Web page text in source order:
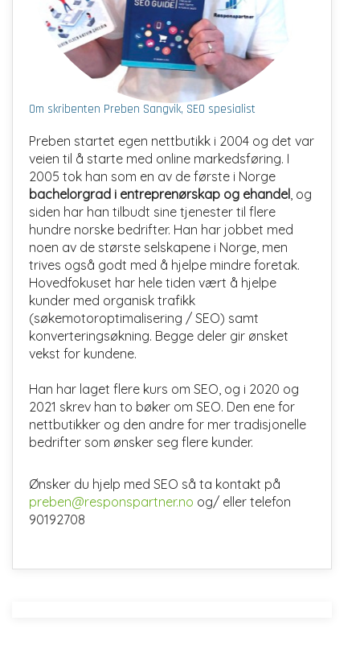
Om skribenten Preben Sangvik, SEO spesialist
Preben startet egen nettbutikk i 2004 og det var
veien til å starte med online markedsføring. I
2005 tok han som en av de første i Norge
bachelorgrad i entreprenørskap og ehandel, og
siden har han tilbudt sine tjenester til flere
hundre norske bedrifter. Han har jobbet med
noen av de største selskapene i Norge, men
trives også godt med å hjelpe mindre foretak.
Hovedfokuset har hele tiden vært å hjelpe
kunder med organisk trafikk
(søkemotoroptimalisering / SEO) samt
konverteringsøkning. Begge deler gir ønsket
vekst for kundene.
Han har laget flere kurs om SEO, og i 2020 og
2021 skrev han to bøker om SEO. Den ene for
nettbutikker og den andre for mer tradisjonelle
bedrifter som ønsker seg flere kunder.
Ønsker du hjelp med SEO så ta kontakt på
preben@responspartner.no og/ eller telefon
90192708